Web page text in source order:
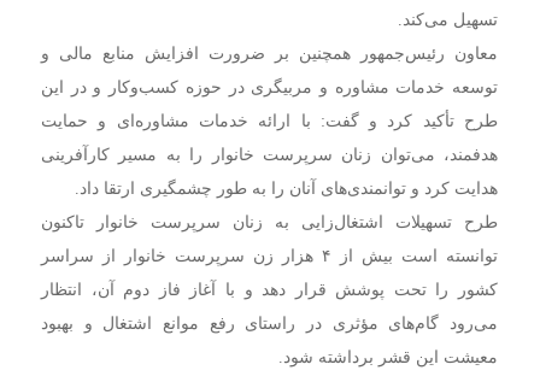
تسهیل می‌کند.
معاون رئیس‌جمهور همچنین بر ضرورت افزایش منابع مالی و
توسعه خدمات مشاوره و مربیگری در حوزه کسب‌وکار و در این
طرح تأکید کرد و گفت: با ارائه خدمات مشاوره‌ای و حمایت
هدفمند، می‌توان زنان سرپرست خانوار را به مسیر کارآفرینی
هدایت کرد و توانمندی‌های آنان را به طور چشمگیری ارتقا داد.
طرح تسهیلات اشتغال‌زایی به زنان سرپرست خانوار تاکنون
توانسته است بیش از ۴ هزار زن سرپرست خانوار از سراسر
کشور را تحت پوشش قرار دهد و با آغاز فاز دوم آن، انتظار
می‌رود گام‌های مؤثری در راستای رفع موانع اشتغال و بهبود
معیشت این قشر برداشته شود.